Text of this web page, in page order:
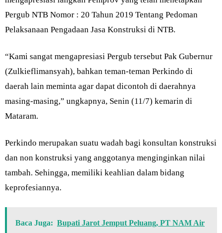
Pergub NTB Nomor : 20 Tahun 2019 Tentang Pedoman
Pelaksanaan Pengadaan Jasa Konstruksi di NTB.
“Kami sangat mengapresiasi Pergub tersebut Pak Gubernur
(Zulkieflimansyah), bahkan teman-teman Perkindo di
daerah lain meminta agar dapat dicontoh di daerahnya
masing-masing,” ungkapnya, Senin (11/7) kemarin di
Mataram.
Perkindo merupakan suatu wadah bagi konsultan konstruksi
dan non konstruksi yang anggotanya menginginkan nilai
tambah. Sehingga, memiliki keahlian dalam bidang
keprofesiannya.
Baca Juga: Bupati Jarot Jemput Peluang, PT NAM Air